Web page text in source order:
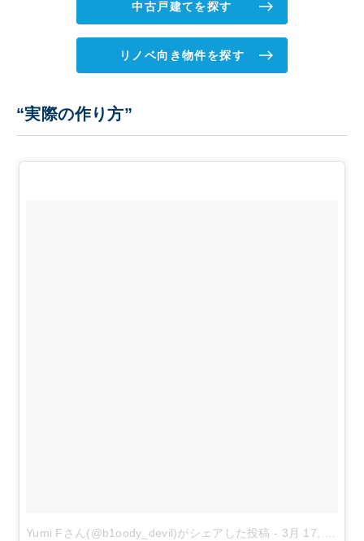
中古戸建てを探す
リノベ向き物件を探す
“実際の作り方”
Yumi Fさん(@b1oody_devil)がシェアした投稿 - 3月 17, 2018 at 8:30午後 PDT